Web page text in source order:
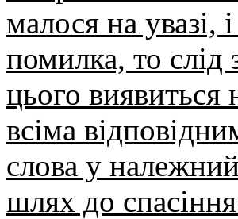
малося на увазі,
помилка, то
цього виявиться
всіма
слова у
шлях до